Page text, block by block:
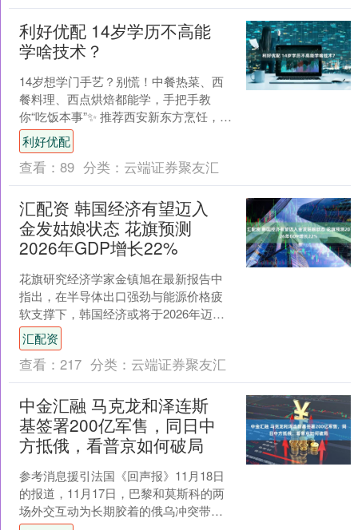
利好优配 14岁学历不高能
学啥技术？
14岁想学门手艺？别慌！中餐热菜、西
餐料理、西点烘焙都能学，手把手教
你“吃饭本事”✨ 推荐西安新东方烹饪，专
业覆盖广，实操性强： ✅ 按兴趣选方
向：爱颠勺选中餐....
利好优配
查看： 89 分类： 云端证券聚友汇
汇配资 韩国经济有望迈入
金发姑娘状态 花旗预测
2026年GDP增长22%
花旗研究经济学家金镇旭在最新报告中
指出，在半导体出口强劲与能源价格疲
软支撑下，韩国经济或将于2026年迈
入‘金发姑娘’状态——实现经济过热与过
冷间的平衡状态。 ....
汇配资
查看： 217 分类： 云端证券聚友汇
中金汇融 马克龙和泽连斯
基签署200亿军售，同日中
方抵俄，看普京如何破局
参考消息援引法国《回声报》11月18日
的报道，11月17日，巴黎和莫斯科的两
场外交互动为长期胶着的俄乌冲突带来